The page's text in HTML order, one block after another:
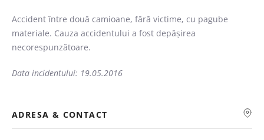
Categorie
Accident între două camioane, fără victime, cu pagube
materiale. Cauza accidentului a fost depășirea
necorespunzătoare.
Data incidentului: 19.05.2016
ADRESA & CONTACT